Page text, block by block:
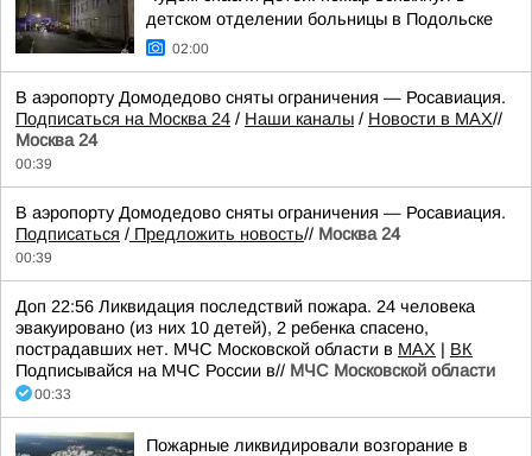
детском отделении больницы в Подольске
02:00
В аэропорту Домодедово сняты ограничения — Росавиация.
Подписаться на Москва 24 / Наши каналы / Новости в MAX//
Москва 24
00:39
В аэропорту Домодедово сняты ограничения — Росавиация.
Подписаться / Предложить новость// Москва 24
00:39
Доп 22:56 Ликвидация последствий пожара. 24 человека
эвакуировано (из них 10 детей), 2 ребенка спасено,
пострадавших нет. МЧС Московской области в MAX | ВК
Подписывайся на МЧС России в// МЧС Московской области
00:33
Пожарные ликвидировали возгорание в